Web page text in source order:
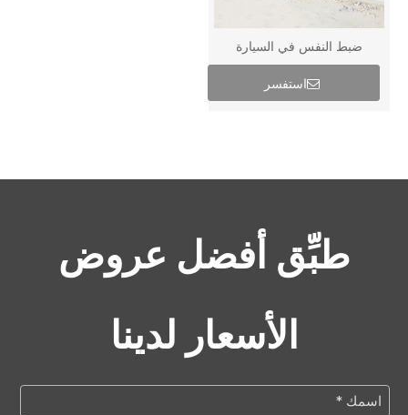
ضبط النفس في السيارة
استفسر
طبِّق أفضل عروض
الأسعار لدينا